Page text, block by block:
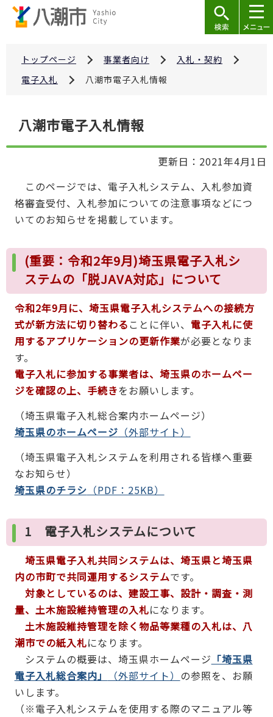
トップページ 事業者向け
入札・契約
電子入札
八潮市電子入札情報
こ
八潮市電子入札情報
更新日：2021年4月1日
このページでは、電子入札システム、入札参加資
格審査受付、入札参加についての注意事項などにつ
いてのお知らせを掲載しています。
(重要：令和2年9月)埼玉県電子入札シ
ステムの「脱JAVA対応」について
令和2年9月に、埼玉県電子入札システムへの接続方
式が新方法に切り替わる ことに伴い、 電子入札に使
用するアプリケーションの更新作業が必要となりま
す。
電子入札に参加する事業者は、埼玉県のホームペー
ジを確認の上、手続きをお願いします。
（埼玉県電子入札総合案内ホームページ）
埼玉県のホームページ （外部サイト）
（埼玉県電子入札システムを利用される皆様へ重要
なお知らせ）
埼玉県のチラシ （PDF：25KB）
1 電子入札システムについて
埼玉県電子入札共同システムは、埼玉県と埼玉県
内の市町で共同運用するシステムです。
対象としているのは、建設工事、設計・調査・測
量、土木施設維持管理の入札になります。
土木施設維持管理を除く物品等業種の入札は、八
潮市での紙入札になります。
システムの概要は、埼玉県ホームページ 「埼玉県
電子入札総合案内」
（外部サイト） の参照を、お願
いします。
（※電子入札システムを使用する際のマニュアル等